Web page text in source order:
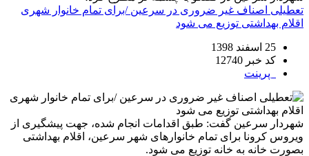
تعطیلی اصناف غیر ضروری در سرعین /برای تمام خانوار شهری
اقلام بهداشتی توزیع می شود
25 اسفند 1398
کد خبر 12740
پرینت
شهردار سرعین گفت: طبق اقدامات انجام شده، جهت پیشگیری از
ویروس کرونا برای تمام خانوارهای شهر سرعین، اقلام بهداشتی
بصورت خانه به خانه توزیع می شود.